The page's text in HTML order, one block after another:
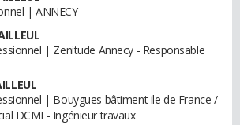
| ANNECY
| Zenitude Annecy - Responsable
| Bouygues bâtiment ile de France /
DCMI - Ingénieur travaux